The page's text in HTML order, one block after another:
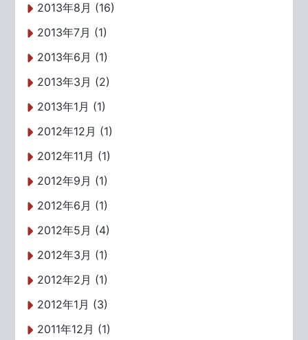
2013年8月 (16)
2013年7月 (1)
2013年6月 (1)
2013年3月 (2)
2013年1月 (1)
2012年12月 (1)
2012年11月 (1)
2012年9月 (1)
2012年6月 (1)
2012年5月 (4)
2012年3月 (1)
2012年2月 (1)
2012年1月 (3)
2011年12月 (1)